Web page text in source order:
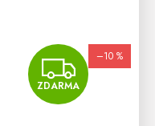
ZDARMA
–10 %